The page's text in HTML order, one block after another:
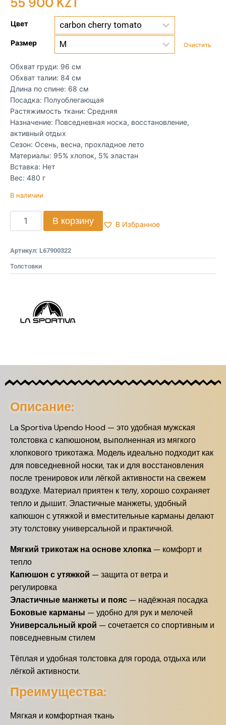
Цвет
Размер Очистить
Обхват груди: 96 см
Обхват талии: 84 см
Длина по спине: 68 см
Посадка: Полуоблегающая
Растяжимость ткани: Средняя
Назначение: Повседневная носка, восстановление,
активный отдых
Сезон: Осень, весна, прохладное лето
Материалы: 95% хлопок, 5% эластан
Вставка: Нет
Вес: 480 г
В наличии
В корзину В Избранное
Артикул: L67900322
Толстовки
Описание:
La Sportiva Upendo Hood — это удобная мужская
толстовка с капюшоном, выполненная из мягкого
хлопкового трикотажа. Модель идеально подходит как
для повседневной носки, так и для восстановления
после тренировок или лёгкой активности на свежем
воздухе. Материал приятен к телу, хорошо сохраняет
тепло и дышит. Эластичные манжеты, удобный
капюшон с утяжкой и вместительные карманы делают
эту толстовку универсальной и практичной.
Мягкий трикотаж на основе хлопка — комфорт и
тепло
Капюшон с утяжкой — защита от ветра и
регулировка
Эластичные манжеты и пояс — надёжная посадка
Боковые карманы — удобно для рук и мелочей
Универсальный крой — сочетается со спортивным и
повседневным стилем
Тёплая и удобная толстовка для города, отдыха или
лёгкой активности.
Преимущества:
Мягкая и комфортная ткань